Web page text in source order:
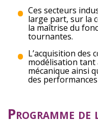
Ces secteurs
large part, sur la
la maîtrise du
tournantes.
L’acquisition des
modélisation tant
mécanique ainsi
des
Programme de